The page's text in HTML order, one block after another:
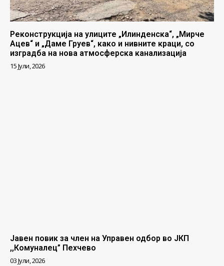
Реконструкција на улиците „Илинденска“, „Мирче
Ацев“ и „Даме Груев“, како и нивните краци, со
изградба на нова атмосферска канализација
15 Јули, 2026
Јавен повик за член на Управен одбор во ЈКП
,,Комуналец” Пехчево
03 Јули, 2026